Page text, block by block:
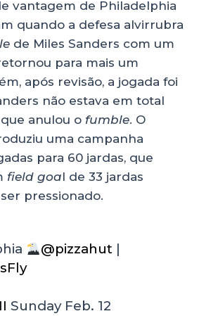
vantagem de Philadelphia
quando a defesa alvirrubra
de Miles Sanders com um
para mais um
após revisão, a jogada foi
não estava em total
anulou o fumble. O
uma campanha
para 60 jardas, que
field goal de 33 jardas
pressionado.
@pizzahut |
Sunday Feb. 12